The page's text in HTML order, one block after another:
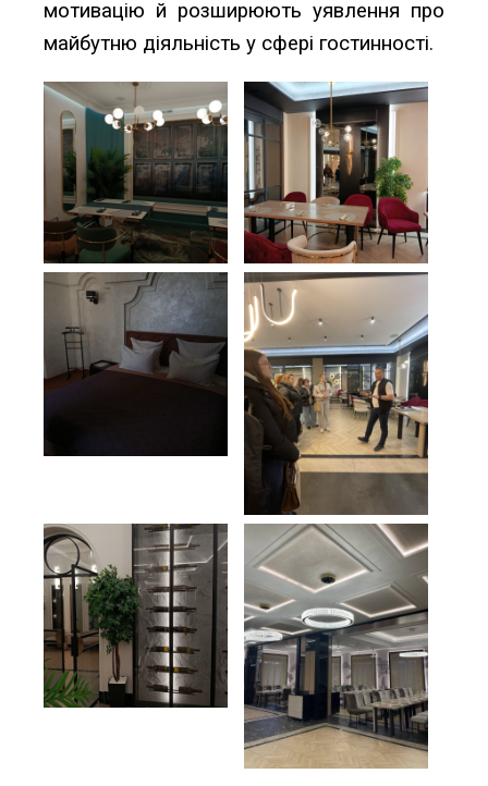
мотивацію й розширюють уявлення про
майбутню діяльність у сфері гостинності.